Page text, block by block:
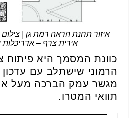
איזור תחנת הראה רמת גן |
אירית צרף – אדריכלות
כוונת המסמך היא פיתוח
הרמוני שישתלב עם
מגשר עמק הברכה מעל
תוואי המטרו.